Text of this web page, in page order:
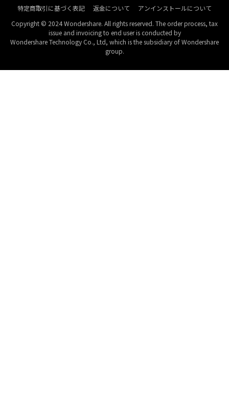
特定商取引に基づく表記
返金について
アンインストールについて
Copyright © 2024 Wondershare. All rights reserved. The order process, tax
issue and invoicing to end user is conducted by
Wondershare Technology Co., Ltd, which is the subsidiary of Wondershare
group.